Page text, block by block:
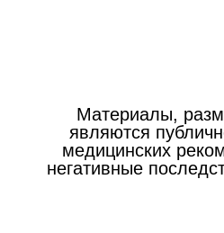
Материалы,
являются
медицинских
негативные